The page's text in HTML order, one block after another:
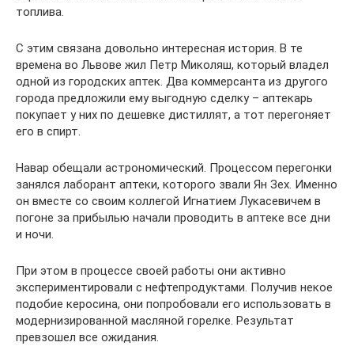
топлива.
С этим связана довольно интересная история. В те
времена во Львове жил Петр Миколяш, который владел
одной из городских аптек. Два коммерсанта из другого
города предложили ему выгодную сделку – аптекарь
покупает у них по дешевке дистиллят, а тот перегоняет
его в спирт.
Навар обещали астрономический. Процессом перегонки
занялся лаборант аптеки, которого звали Ян Зех. Именно
он вместе со своим коллегой Игнатием Лукасевичем в
погоне за прибылью начали проводить в аптеке все дни
и ночи.
При этом в процессе своей работы они активно
экспериментировали с нефтепродуктами. Получив некое
подобие керосина, они попробовали его использовать в
модернизированной масляной горелке. Результат
превзошел все ожидания.